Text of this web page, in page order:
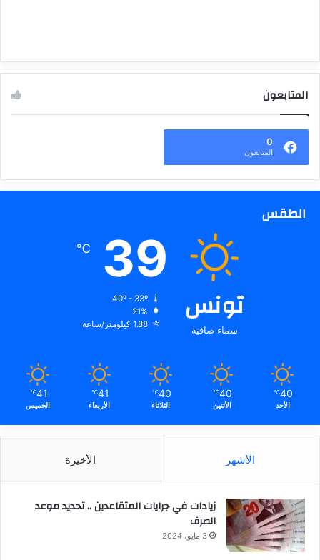
المتابعون
0
المتابعون
الطقس
تونس
سماء صافية
39
℃
21%
1.88 كيلومتر/ساعة
40
℃
الأحد
40
℃
الأثنين
40
℃
الثلاثاء
41
℃
الأربعاء
41
℃
الخميس
الأشهر الأخيرة
زيادات في جرايات المتقاعدين .. تحديد موعد
الصرف
3 مايو، 2024